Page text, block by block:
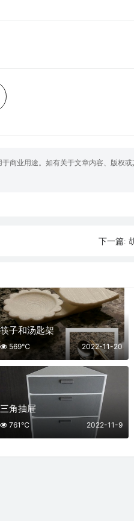
商业用途。如有关于文章内容、版权
下一篇:
筷子和汤匙架
2022-11-20
569℃
三角抽屉
2022-11-9
761℃